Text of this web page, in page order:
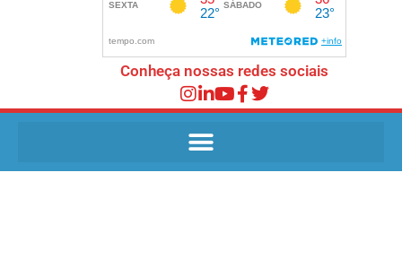
Conheça nossas redes sociais